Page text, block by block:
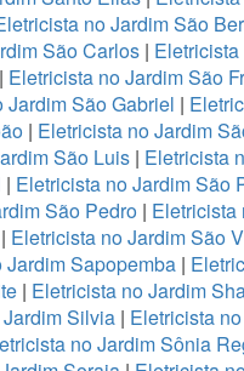
no Jardim São
São Carlos |
Eletricista no Jardim São
Jardim São Gabriel |
| Eletricista no Jardim
São Luis| Eletricista
| Eletricista no Jardim São
São Pedro | Eletricista
Eletricista no Jardim São
Jardim Sapopemba|
| Eletricista no Jardim
Silvia | Eletricista
no Jardim Sônia